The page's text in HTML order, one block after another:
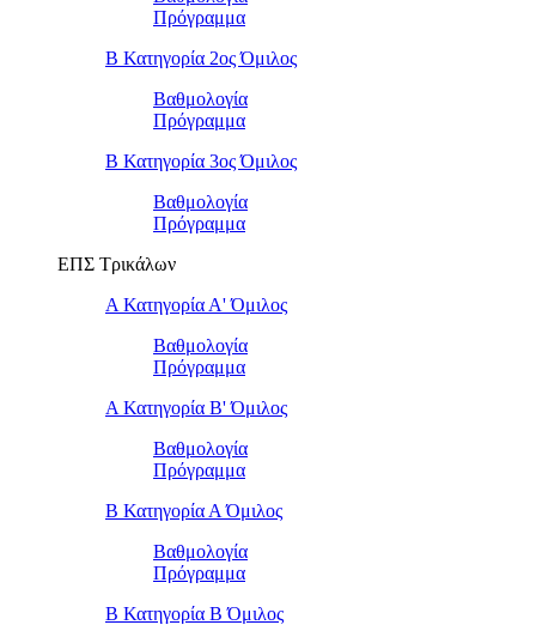
Πρόγραμμα
Β Κατηγορία 2ος Όμιλος
Βαθμολογία
Πρόγραμμα
Β Κατηγορία 3ος Όμιλος
Βαθμολογία
Πρόγραμμα
ΕΠΣ Τρικάλων
Α Κατηγορία Α' Όμιλος
Βαθμολογία
Πρόγραμμα
Α Κατηγορία Β' Όμιλος
Βαθμολογία
Πρόγραμμα
Β Κατηγορία Α Όμιλος
Βαθμολογία
Πρόγραμμα
Β Κατηγορία Β Όμιλος